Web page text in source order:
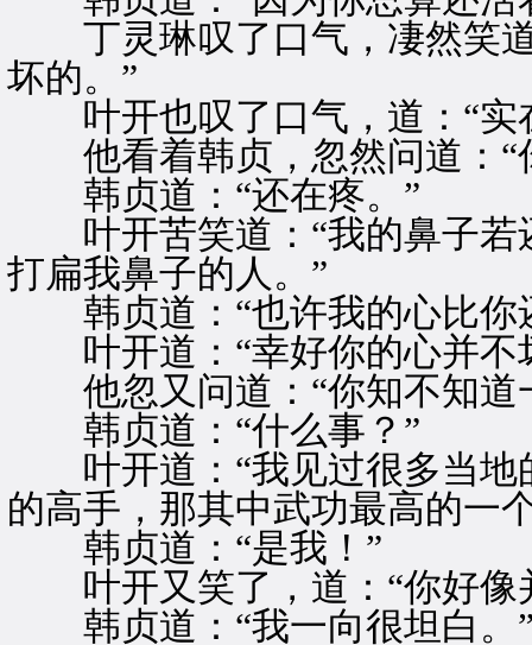
丁灵琳叹了口气，凄然笑道
坏的。”
叶开也叹了口气，道：“实
他看着韩贞，忽然问道：“
韩贞道：“还在疼。”
叶开苦笑道：“我的鼻子若
打扁我鼻子的人。”
韩贞道：“也许我的心比你
叶开道：“幸好你的心并不
他忽又问道：“你知不知道
韩贞道：“什么事？”
叶开道：“我见过很多当地
的高手，那其中武功最高的一
韩贞道：“是我！”
叶开又笑了，道：“你好像
韩贞道：“我一向很坦白。